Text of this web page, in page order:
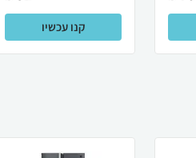
קנו עכשיו